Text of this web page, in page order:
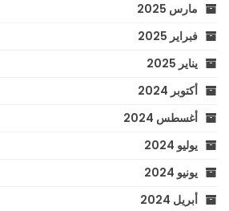
مارس 2025
فبراير 2025
يناير 2025
أكتوبر 2024
أغسطس 2024
يوليو 2024
يونيو 2024
أبريل 2024